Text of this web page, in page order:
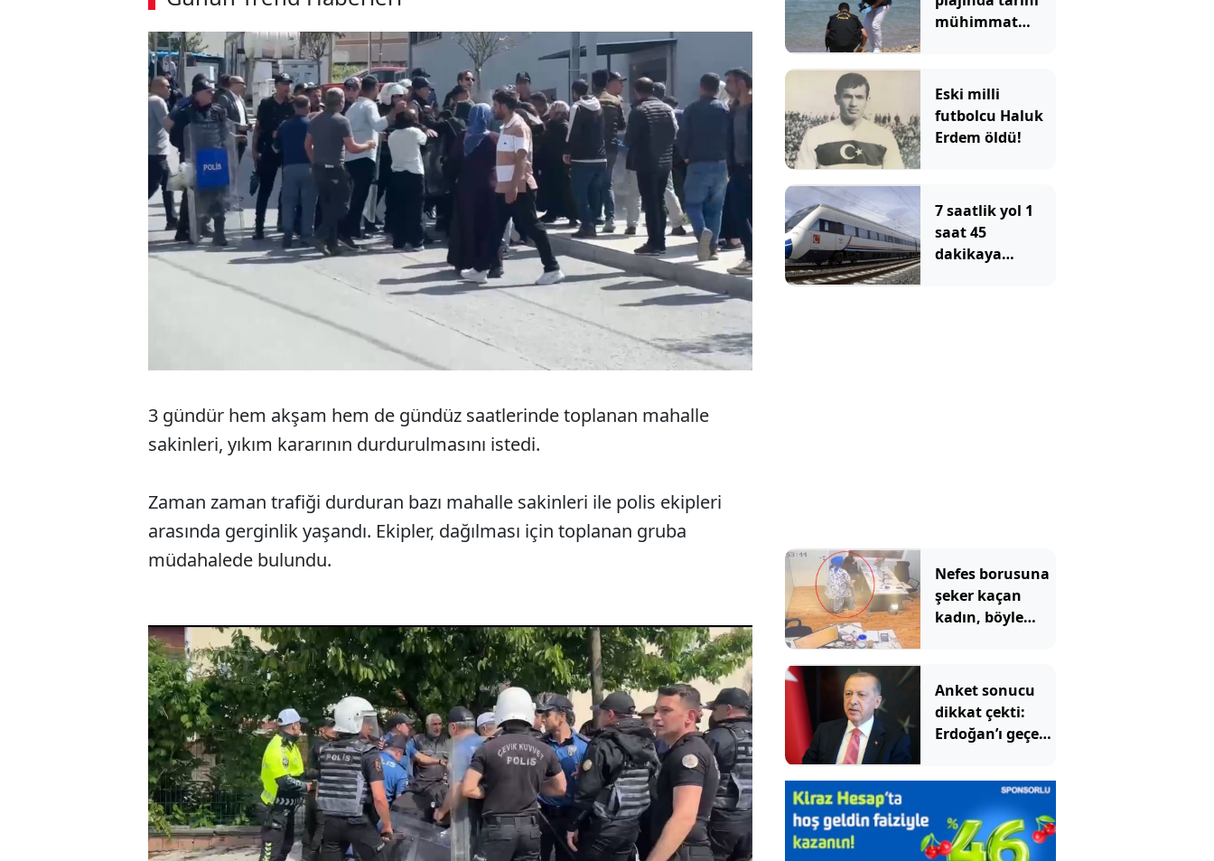
00:03 / 08:43
3 gündür hem akşam hem de gündüz saatlerinde toplanan mahalle
sakinleri, yıkım kararının durdurulmasını istedi.
Zaman zaman trafiği durduran bazı mahalle sakinleri ile polis ekipleri
arasında gerginlik yaşandı. Ekipler, dağılması için toplanan gruba
müdahalede bulundu.
mühimmat
Eski milli
futbolcu Haluk
Erdem öldü!
7 saatlik yol 1
saat 45
dakikaya
Nefes borusuna
şeker kaçan
kadın, böyle
Anket sonucu
dikkat çekti:
Erdoğan’ı geçen
oldu